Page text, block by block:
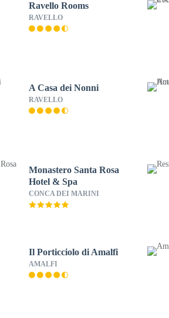
Ravello Rooms
RAVELLO
A Casa dei Nonni
RAVELLO
Monastero Santa Rosa
Hotel & Spa
CONCA DEI MARINI
Il Porticciolo di Amalfi
AMALFI